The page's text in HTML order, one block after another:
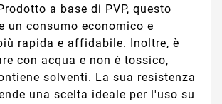
a base di PVP, questo
un consumo economico e
rapida e affidabile. Inoltre, è
con acqua e non è tossico,
solventi. La sua resistenza
una scelta ideale per l'uso su